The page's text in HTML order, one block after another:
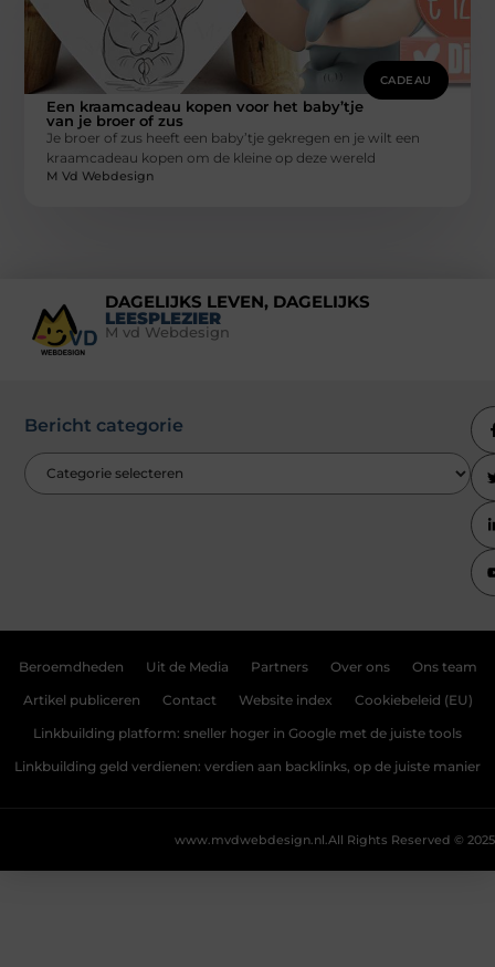
CADEAU
Een kraamcadeau kopen voor het baby’tje
van je broer of zus
Je broer of zus heeft een baby’tje gekregen en je wilt een
kraamcadeau kopen om de kleine op deze wereld
M Vd Webdesign
DAGELIJKS LEVEN, DAGELIJKS
LEESPLEZIER
M vd Webdesign
Bericht categorie
Beroemdheden Uit de Media Partners Over ons Ons team
Artikel publiceren Contact Website index Cookiebeleid (EU)
Linkbuilding platform: sneller hoger in Google met de juiste tools
Linkbuilding geld verdienen: verdien aan backlinks, op de juiste manier
All Rights Reserved © 2025
www.mvdwebdesign.nl.